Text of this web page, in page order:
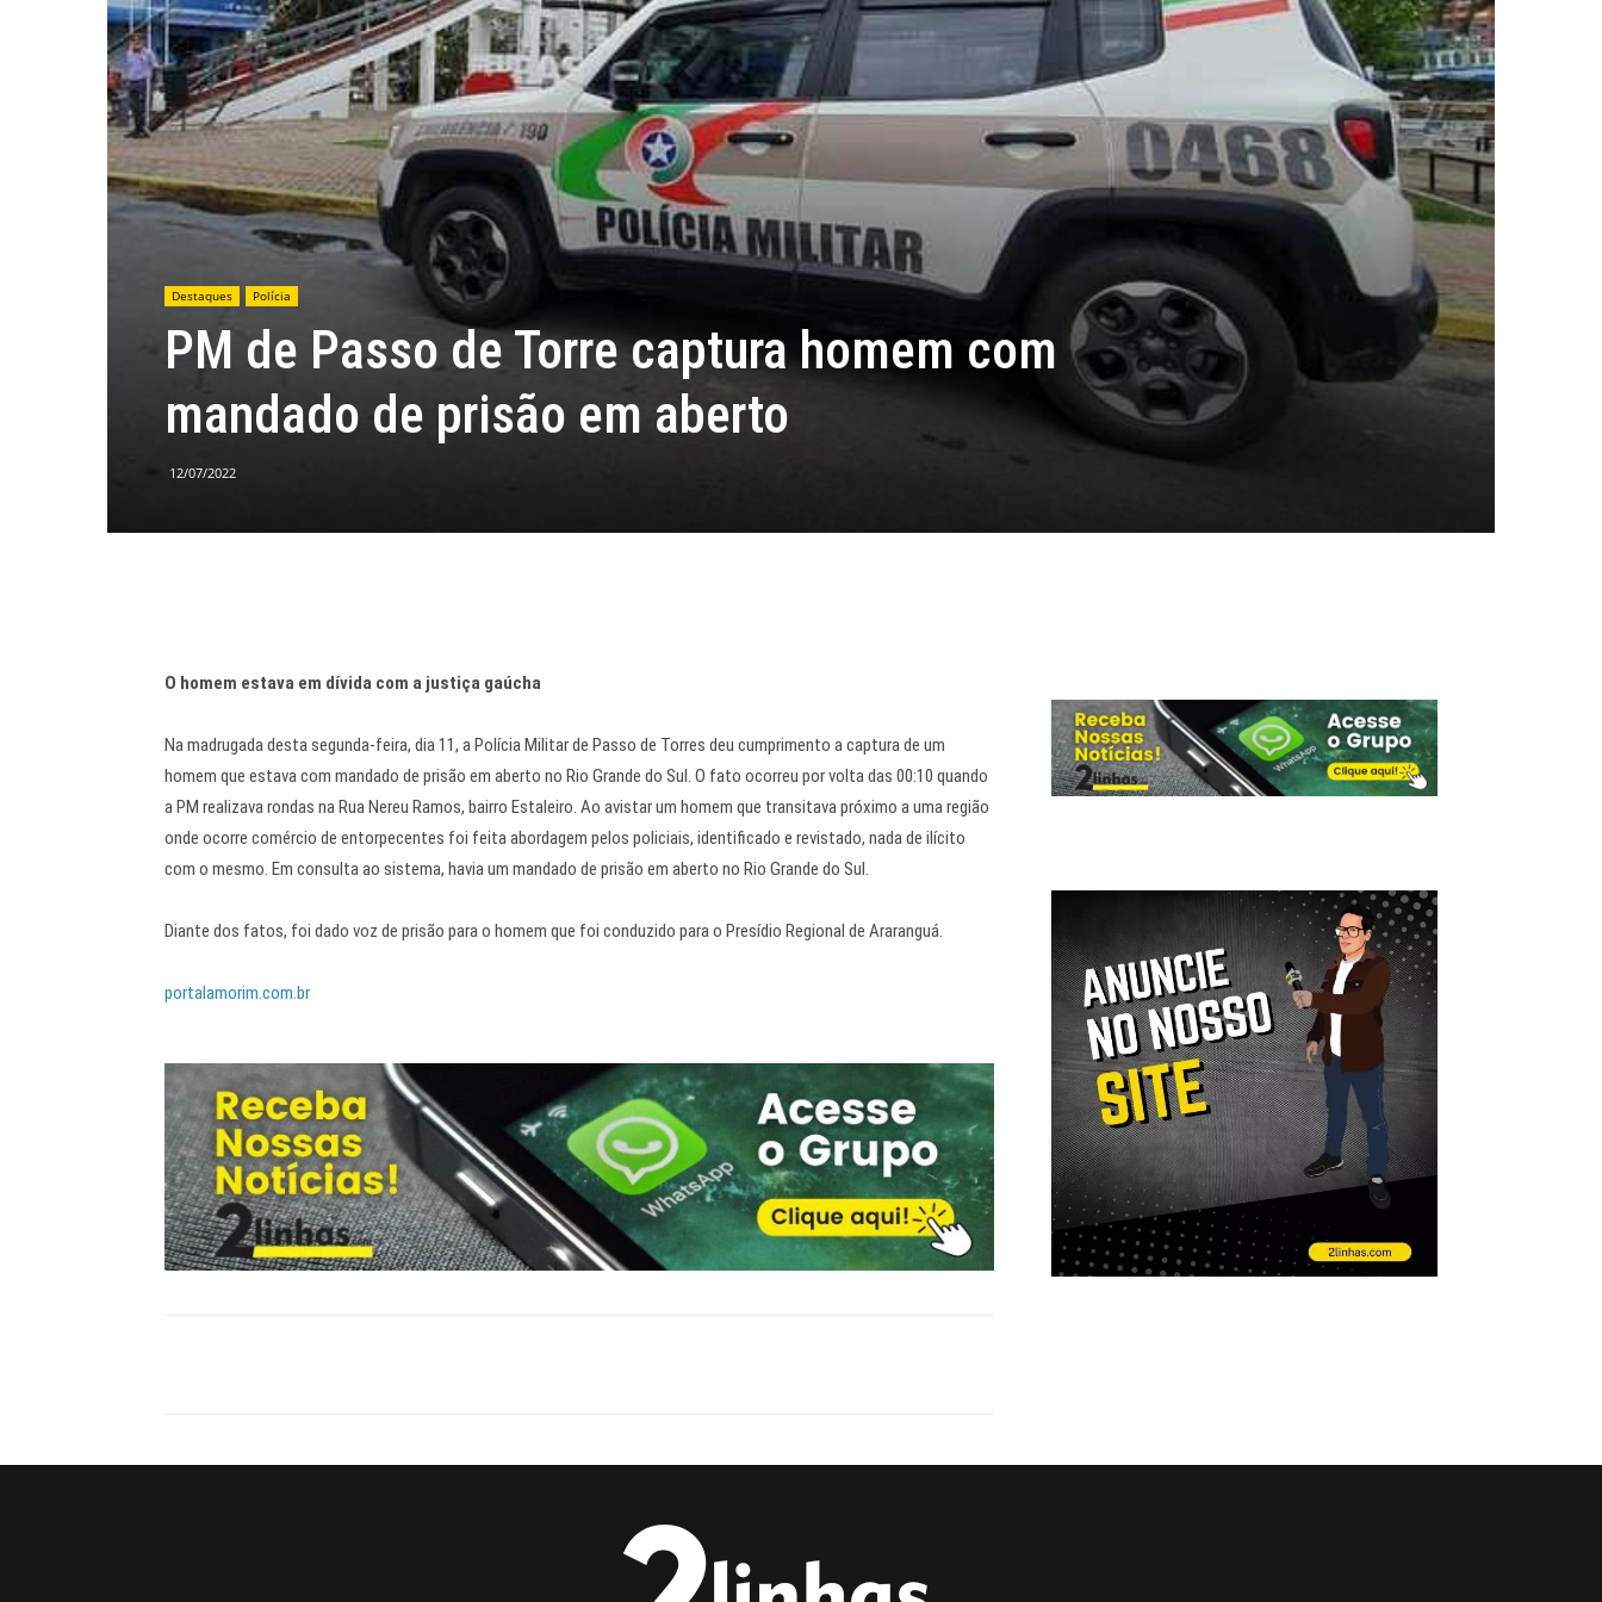
Destaques Polícia
PM de Passo de Torre captura homem com
mandado de prisão em aberto
12/07/2022
O homem estava em dívida com a justiça gaúcha
Na madrugada desta segunda-feira, dia 11, a Polícia Militar de Passo de Torres deu cumprimento a captura de um
homem que estava com mandado de prisão em aberto no Rio Grande do Sul. O fato ocorreu por volta das 00:10 quando
a PM realizava rondas na Rua Nereu Ramos, bairro Estaleiro. Ao avistar um homem que transitava próximo a uma região
onde ocorre comércio de entorpecentes foi feita abordagem pelos policiais, identificado e revistado, nada de ilícito
com o mesmo. Em consulta ao sistema, havia um mandado de prisão em aberto no Rio Grande do Sul.
Diante dos fatos, foi dado voz de prisão para o homem que foi conduzido para o Presídio Regional de Araranguá.
portalamorim.com.br